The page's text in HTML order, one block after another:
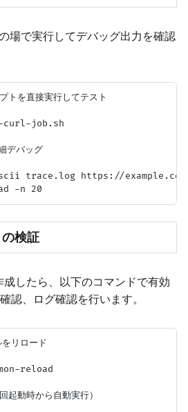
場で実行してデバッグ出力を確認
トを直接実行してテスト
job.sh
デバッグ
trace.log https://
検証
成したら、以下のコマンドで有効
認、ログ確認を行います。
リロード
reload
動時から自動実行）